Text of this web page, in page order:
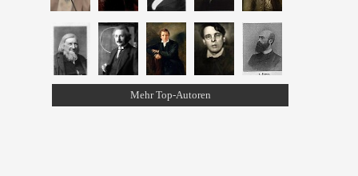
Mehr Top-Autoren